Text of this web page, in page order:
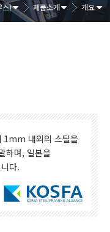
스) 제품소개 개요
1mm 내외의 스틸을
하며, 일본을
다.